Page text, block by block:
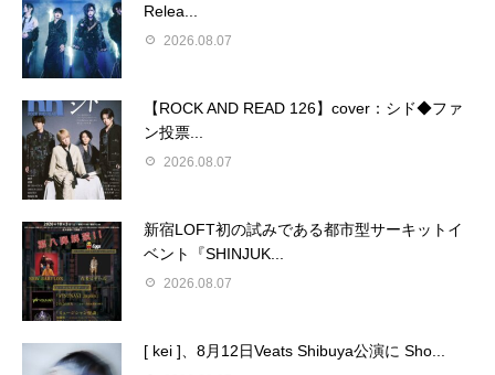
Relea...
2026.08.07
【ROCK AND READ 126】cover：シド◆ファ
ン投票...
2026.08.07
新宿LOFT初の試みである都市型サーキットイ
ベント『SHINJUK...
2026.08.07
[ kei ]、8月12日Veats Shibuya公演に Sho...